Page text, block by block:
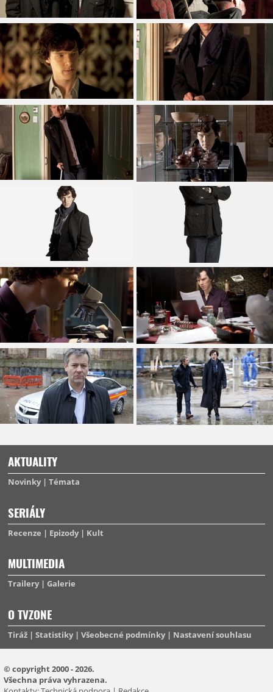
AKTUALITY
Novinky Témata
SERIÁLY
Recenze Epizody Kult
MULTIMEDIA
Trailery Galerie
O TVZONE
Tiráž Statistiky Všeobecné podmínky Nastavení souhlasu
© copyright 2000 - 2026.
Všechna práva vyhrazena.